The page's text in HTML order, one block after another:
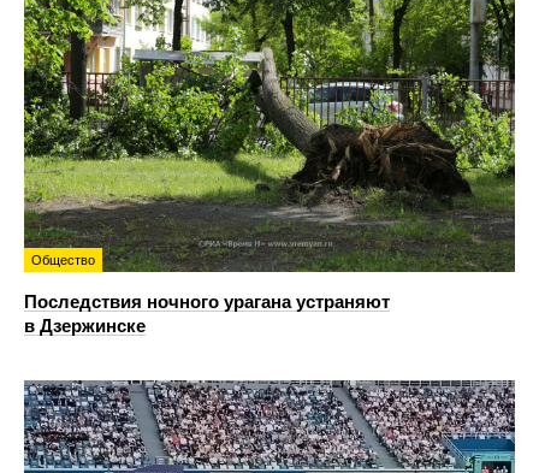
Общество
Последствия ночного урагана устраняют
в Дзержинске